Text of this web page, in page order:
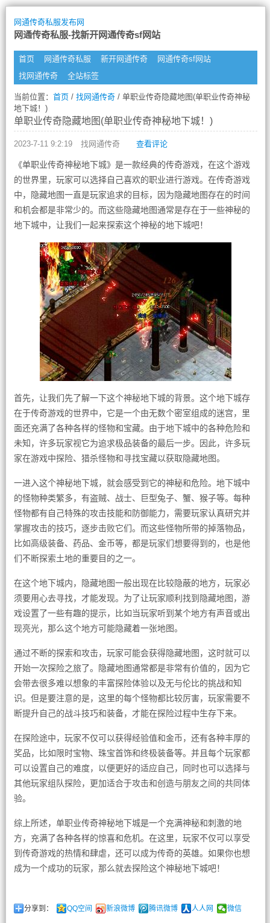
网通传奇私服发布网
网通传奇私服-找新开网通传奇sf网站
首页 网通传奇私服 新开网通传奇
网通传奇sf网站
找网通传奇
全站标签
当前位置： 首页/ 找网通传奇/ 单职业传奇隐藏地图(单职业传奇神秘
地下城！)
单职业传奇隐藏地图(单职业传奇神秘地下城！)
2023-7-11 9:2:19 找网通传奇 查看评论
《单职业传奇神秘地下城》是一款经典的传奇游戏，在这个游戏
的世界里，玩家可以选择自己喜欢的职业进行游戏。在传奇游戏
中，隐藏地图一直是玩家追求的目标，因为隐藏地图存在的时间
和机会都是非常少的。而这些隐藏地图通常是存在于一些神秘的
地下城中，让我们一起来探索这个神秘的地下城吧！
首先，让我们先了解一下这个神秘地下城的背景。这个地下城存
在于传奇游戏的世界中，它是一个由无数个密室组成的迷宫，里
面还充满了各种各样的怪物和宝藏。由于地下城中的各种危险和
未知，许多玩家视它为追求极品装备的最后一步。因此，许多玩
家在游戏中探险、猎杀怪物和寻找宝藏以获取隐藏地图。
一进入这个神秘地下城，就会感受到它的神秘和危险。地下城中
的怪物种类繁多，有盗贼、战士、巨型兔子、蟹、猴子等。每种
怪物都有自己特殊的攻击技能和防御能力，需要玩家认真研究并
掌握攻击的技巧，逐步击败它们。而这些怪物所带的掉落物品，
比如高级装备、药品、金币等，都是玩家们想要得到的，也是他
们不断探索土地的重要目的之一。
在这个地下城内，隐藏地图一般出现在比较隐蔽的地方，玩家必
须要用心去寻找，才能发现。为了让玩家顺利找到隐藏地图，游
戏设置了一些有趣的提示，比如当玩家听到某个地方有声音或出
现亮光，那么这个地方可能隐藏着一张地图。
通过不断的探索和攻击，玩家可能会获得隐藏地图，这时就可以
开始一次探险之旅了。隐藏地图通常都是非常有价值的，因为它
会带去很多难以想象的丰富探险体验以及无与伦比的挑战和知
识。但是要注意的是，这里的每个怪物都比较厉害，玩家需要不
断提升自己的战斗技巧和装备，才能在探险过程中生存下来。
在探险途中，玩家不仅可以获得经验值和金币，还有各种丰厚的
奖品，比如限时宝物、珠宝首饰和终极装备等。并且每个玩家都
可以设置自己的难度，以便更好的适应自己，同时也可以选择与
其他玩家组队探险，更加适合于攻击和创造与朋友之间的共同体
验。
综上所述，单职业传奇神秘地下城是一个充满神秘和刺激的地
方，充满了各种各样的惊喜和危机。在这里，玩家不仅可以享受
到传奇游戏的热情和肆虐，还可以成为传奇的英雄。如果你也想
成为一个成功的玩家，那么就去探险这个神秘地下城吧！
分享到： QQ空间 新浪微博 腾讯微博 人人网 微信